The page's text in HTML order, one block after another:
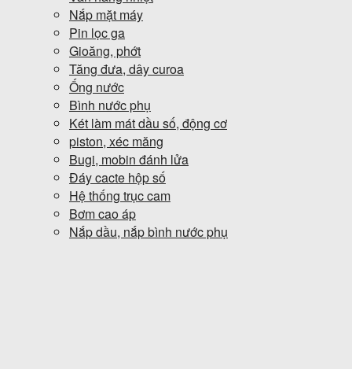
Nắp mặt máy
Pin lọc ga
Gioăng, phớt
Tăng đưa, dây curoa
Ống nước
Bình nước phụ
Két làm mát dầu số, động cơ
piston, xéc măng
Bugi, mobin đánh lửa
Đáy cacte hộp số
Hệ thống trục cam
Bơm cao áp
Nắp dầu, nắp bình nước phụ